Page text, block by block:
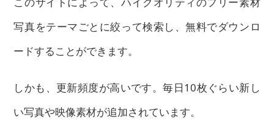
写真をテーマごとに絞って検索し、無料でダウンロ
ードすることができます。
しかも、更新頻度が高いです。毎日10枚ぐらい新し
い写真や映像素材が追加されています。